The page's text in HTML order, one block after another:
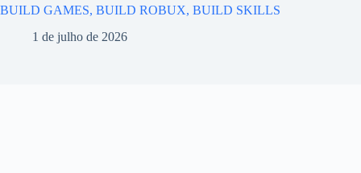
BUILD GAMES, BUILD ROBUX, BUILD SKILLS
1 de julho de 2026